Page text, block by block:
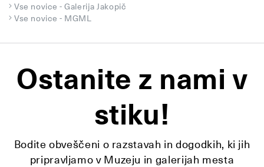
Vse novice - Galerija Jakopič
Vse novice - MGML
Ostanite z nami v
stiku!
Bodite obveščeni o razstavah in dogodkih, ki jih
pripravljamo v Muzeju in galerijah mesta